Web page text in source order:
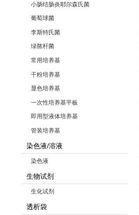
小肠结肠炎耶尔森氏菌
葡萄球菌
李斯特氏菌
绿脓杆菌
常用培养基
干粉培养基
显色培养基
一次性培养基平板
即用型液体培养基
管装培养基
染色液/溶液
染色液
生物试剂
生化试剂
透析袋